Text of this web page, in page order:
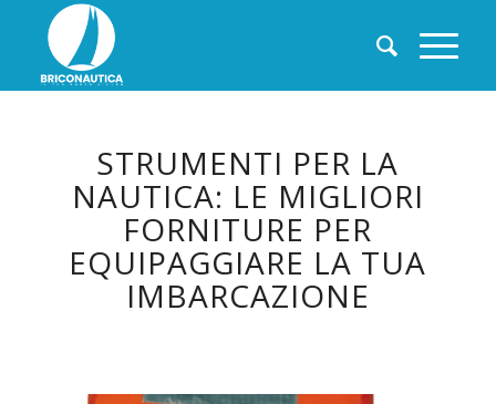
STRUMENTI PER LA
NAUTICA: LE MIGLIORI
FORNITURE PER
EQUIPAGGIARE LA TUA
IMBARCAZIONE